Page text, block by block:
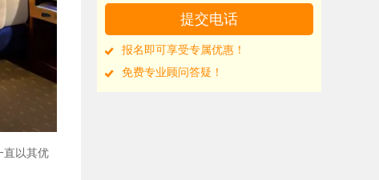
直以其优
报名即可享受专属优惠！
免费专业顾问答疑！